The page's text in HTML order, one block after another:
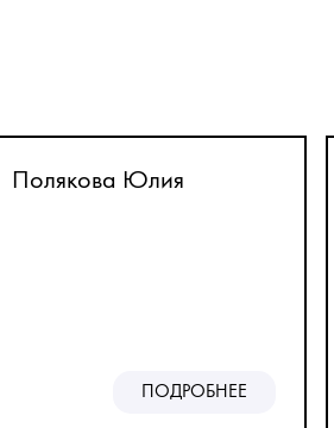
Полякова Юлия
ПОДРОБНЕЕ